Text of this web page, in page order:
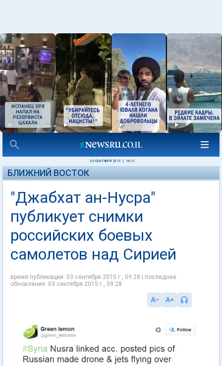
ИСПАНЕЦ ЗРЯ
НАПАЛ НА
РЕЗЕРВИСТА
ЦАХАЛА
03 СЕНТЯБРЯ 2015 14:11
БЛИЖНИЙ ВОСТОК
"Джабхат ан-Нусра"
публикует снимки
российских боевых
самолетов над Сирией
время публикации: 03 сентября 2015 г., 09:28 | последнее
обновление: 03 сентября 2015 г., 09:28